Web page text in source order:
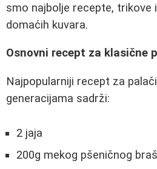
smo najbolje recepte, trikove
domaćih kuvara.
Osnovni recept za klasične
Najpopularniji recept za
generacijama sadrži:
2 jaja
200g mekog pšeničnog